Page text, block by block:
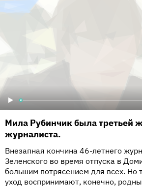
Мила Рубинчик была третьей
журналиста.
Внезапная кончина 46-летнего
Зеленского во время отпуска в
большим потрясением для всех. Но
уход воспринимают, конечно,